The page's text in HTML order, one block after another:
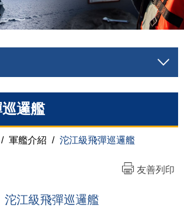
邏艦
/ 軍艦介紹 / 沱江級飛彈巡邏艦
友善列印
沱江級飛彈巡邏艦